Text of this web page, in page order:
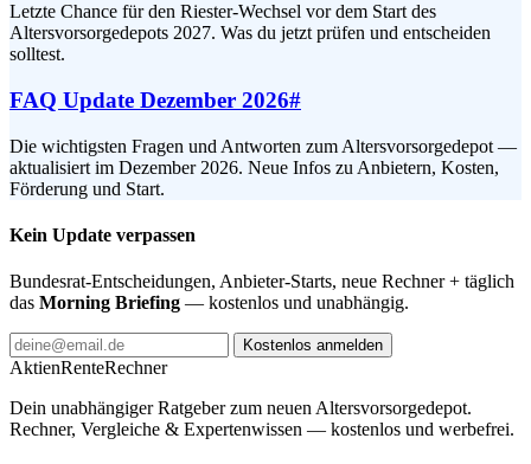
Letzte Chance für den Riester-Wechsel vor dem Start des
Altersvorsorgedepots 2027. Was du jetzt prüfen und entscheiden
solltest.
FAQ Update Dezember 2026#
Die wichtigsten Fragen und Antworten zum Altersvorsorgedepot —
aktualisiert im Dezember 2026. Neue Infos zu Anbietern, Kosten,
Förderung und Start.
Kein Update verpassen
Bundesrat-Entscheidungen, Anbieter-Starts, neue Rechner + täglich
das Morning Briefing — kostenlos und unabhängig.
Kostenlos anmelden
AktienRenteRechner
Dein unabhängiger Ratgeber zum neuen Altersvorsorgedepot.
Rechner, Vergleiche & Expertenwissen — kostenlos und werbefrei.